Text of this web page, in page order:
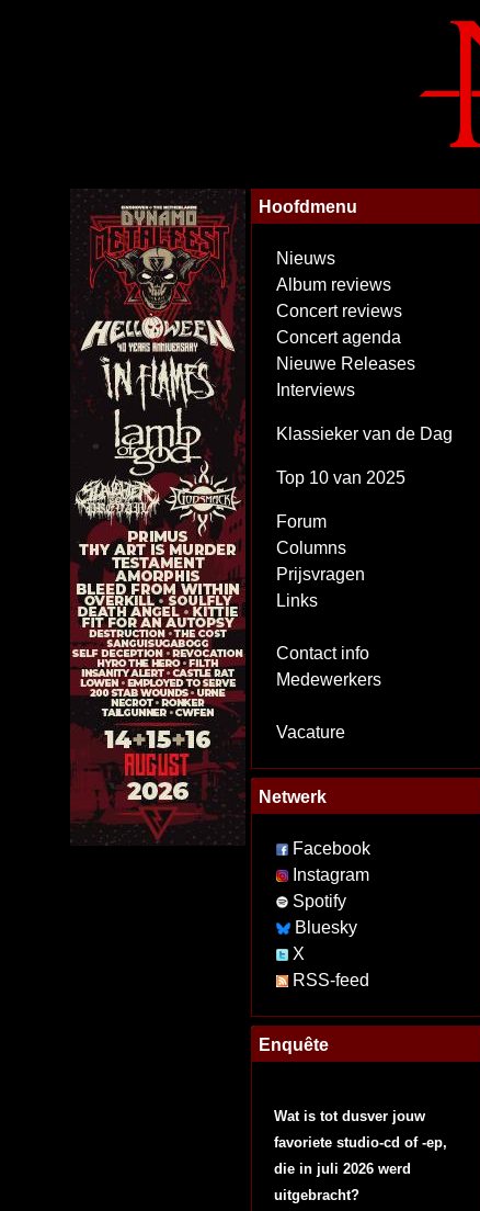
Hoofdmenu
Nieuws
Album reviews
Concert reviews
Concert agenda
Nieuwe Releases
Interviews
Klassieker van de Dag
Top 10 van 2025
Forum
Columns
Prijsvragen
Links
Contact info
Medewerkers
Vacature
Netwerk
Facebook
Instagram
Spotify
Bluesky
X
RSS-feed
Enquête
Wat is tot dusver jouw
favoriete studio-cd of -ep,
die in juli 2026 werd
uitgebracht?